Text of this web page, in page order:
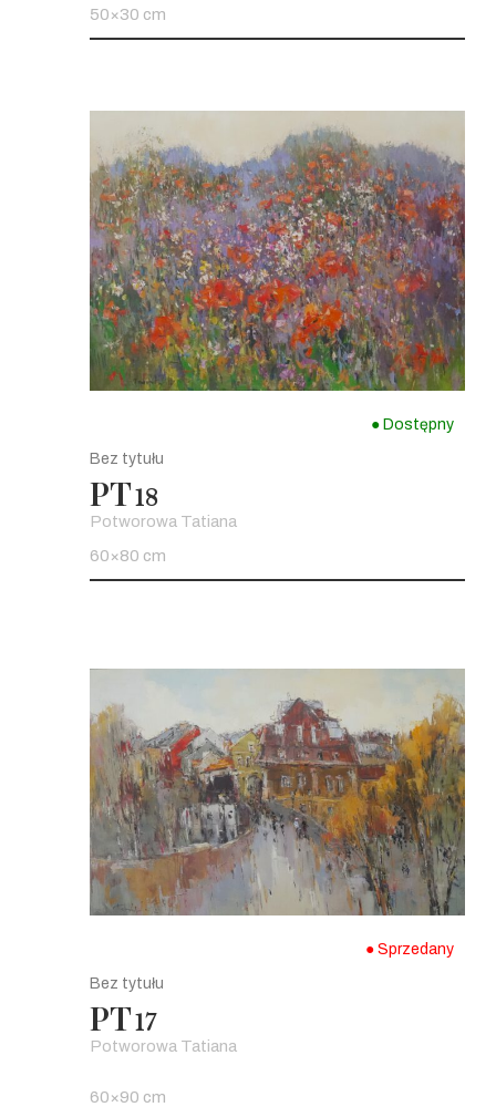
50×30 cm
● Dostępny
Bez tytułu
PT18
Potworowa Tatiana
60×80 cm
● Sprzedany
Bez tytułu
PT17
Potworowa Tatiana
60×90 cm